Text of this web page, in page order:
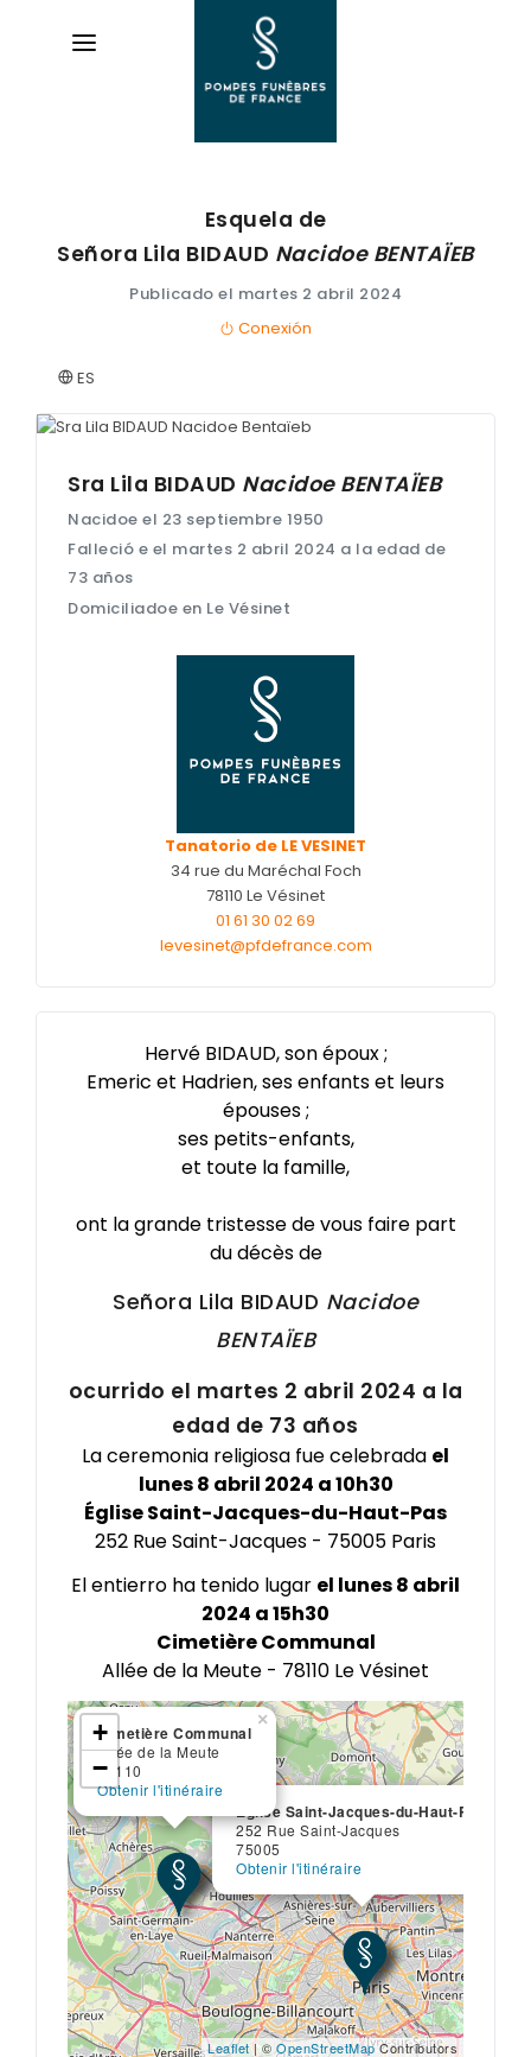
AVIS DE DÉCÈS
PRÉVOIR SES OBSÈQUES
Entretien de sépulture
Livraison de plaques
Nos capitons funéraires
Nos fleurs naturelles
Nos monuments
Services aux familles
NOS AGENCES
ESPACE FAMILLE
Esquela de
Señora Lila BIDAUD Nacidoe BENTAÏEB
Publicado el martes 2 abril 2024
Conexión
ES
Sra Lila BIDAUD Nacidoe BENTAÏEB
Nacidoe el 23 septiembre 1950
Falleció e el martes 2 abril 2024 a la edad de
73 años
Domiciliadoe en Le Vésinet
Tanatorio de LE VESINET
34 rue du Maréchal Foch
78110 Le Vésinet
01 61 30 02 69
levesinet@pfdefrance.com
Hervé BIDAUD, son époux ;
Emeric et Hadrien, ses enfants et leurs
épouses ;
ses petits-enfants,
et toute la famille,
ont la grande tristesse de vous faire part
du décès de
Señora Lila BIDAUD Nacidoe
BENTAÏEB
ocurrido el martes 2 abril 2024 a la
edad de 73 años
La ceremonia religiosa fue celebrada el
lunes 8 abril 2024 a 10h30
Église Saint-Jacques-du-Haut-Pas
252 Rue Saint-Jacques - 75005 Paris
El entierro ha tenido lugar el lunes 8 abril
2024 a 15h30
Cimetière Communal
Allée de la Meute - 78110 Le Vésinet
Église Saint-Jacques-du-Haut-Pas
252 Rue Saint-Jacques
75005
Obtenir l'itinéraire
Cimetière Communal
Allée de la Meute
78110
Obtenir l'itinéraire
×
+
−
Leaflet| ©OpenStreetMapContributors